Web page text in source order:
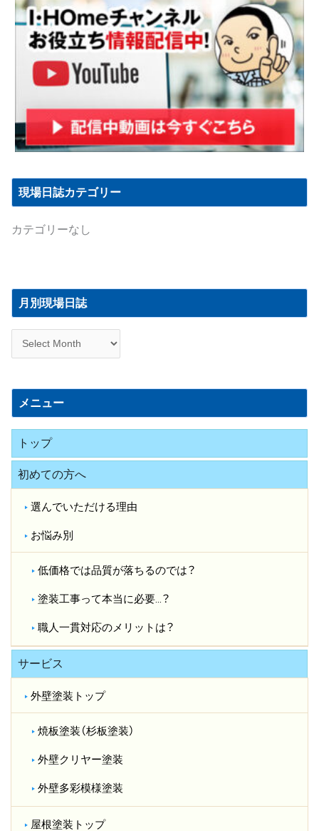
現場日誌カテゴリー
カテゴリーなし
月別現場日誌
現
日
メニュー
トップ
初めての方へ
選んでいただける理由
お悩み別
低価格では品質が落ちるのでは？​
塗装工事って本当に必要…？​
職人一貫対応のメリットは？​
サービス
外壁塗装トップ
焼板塗装（杉板塗装）
外壁クリヤー塗装
外壁多彩模様塗装
屋根塗装トップ